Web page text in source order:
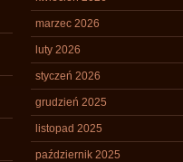
marzec 2026
luty 2026
styczeń 2026
grudzień 2025
listopad 2025
październik 2025